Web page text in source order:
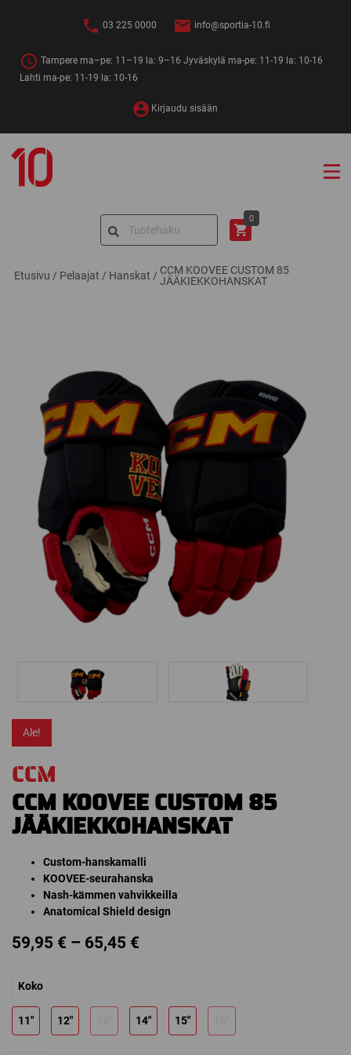
03 225 0000 info@sportia-10.fi
Tampere ma–pe: 11–19 la: 9–16 Jyväskylä ma-pe: 11-19 la: 10-16
Lahti ma-pe: 11-19 la: 10-16
Kirjaudu sisään
10
Search
0
Etusivu / Pelaajat / Hanskat / CCM KOOVEE CUSTOM 85
JÄÄKIEKKOHANSKAT
Ale!
CCM
CCM KOOVEE CUSTOM 85
JÄÄKIEKKOHANSKAT
Custom-hanskamalli
KOOVEE-seurahanska
Nash-kämmen vahvikkeilla
Anatomical Shield design
59,95 € – 65,45 €
through
65,45 €
Koko
11" 12" 14" 15"